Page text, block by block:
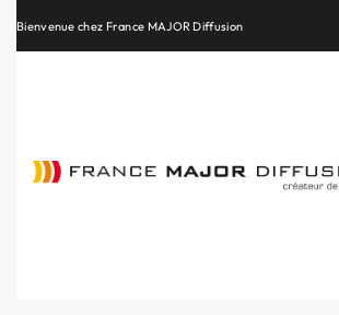
Bienvenue chez France MAJOR Diffusion
Retrouvez les plus belles marques de la HiFi, de